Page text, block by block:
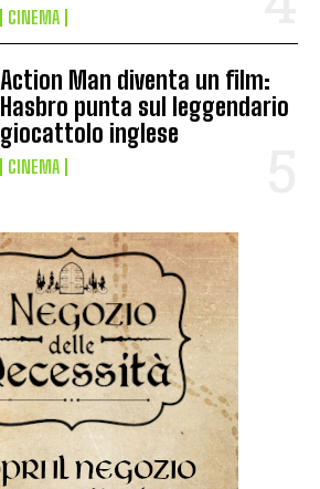
CINEMA
Action Man diventa un film:
Hasbro punta sul leggendario
giocattolo inglese
CINEMA